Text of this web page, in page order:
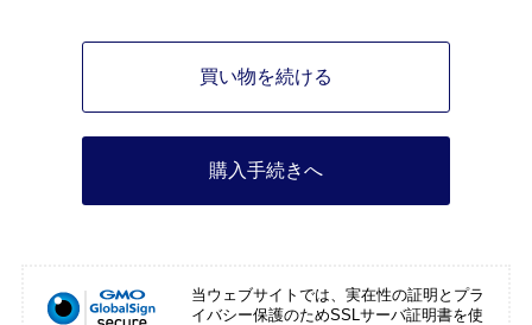
買い物を続ける
購入手続きへ
当ウェブサイトでは、実在性の証明とプラ
イバシー保護のためSSLサーバ証明書を使